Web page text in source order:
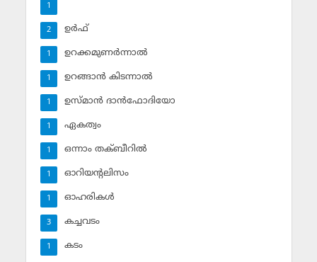
1
ഉര്‍ഫ്
2
ഉറക്കമുണര്‍ന്നാല്‍
1
ഉറങ്ങാന്‍ കിടന്നാല്‍
1
ഉസ്മാന്‍ ദാന്‍ഫോദിയോ
1
ഏകത്വം
1
ഒന്നാം തക്ബീറില്‍
1
ഓറിയന്റലിസം
1
ഓഹരികള്‍
1
കച്ചവടം
3
കടം
1